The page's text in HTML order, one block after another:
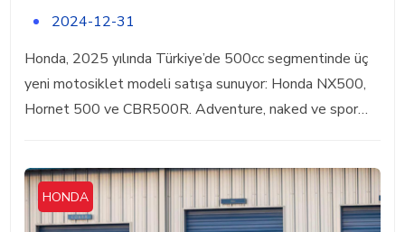
2024-12-31
Honda, 2025 yılında Türkiye’de 500cc segmentinde üç
yeni motosiklet modeli satışa sunuyor: Honda NX500,
Hornet 500 ve CBR500R. Adventure, naked ve spor…
HONDA